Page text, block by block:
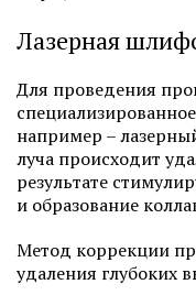
Лазерная
Для проведения
например –
луча происходит
результате
и образование
Метод коррекции
удаления глубоких